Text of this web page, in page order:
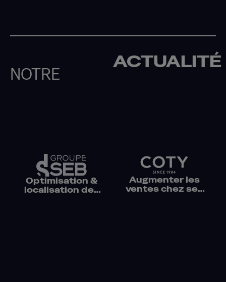
NOTRE
ACTUALITÉ
Optimisation &
localisation des
Augmenter les
ventes chez ses